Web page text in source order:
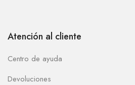
Atención al cliente
Centro de ayuda
Devoluciones